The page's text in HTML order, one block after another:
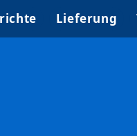
Lieferung